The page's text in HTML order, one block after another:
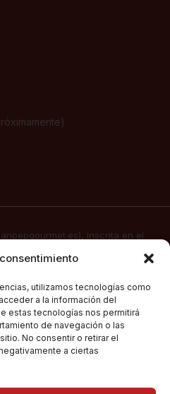
utilizamos tecnologías como
a la información del
estas tecnologías nos permitirá
de navegación o las
No consentir o retirar el
a ciertas
inscrita en el
social en c/ Major Nº 115,
por Internet a través de su